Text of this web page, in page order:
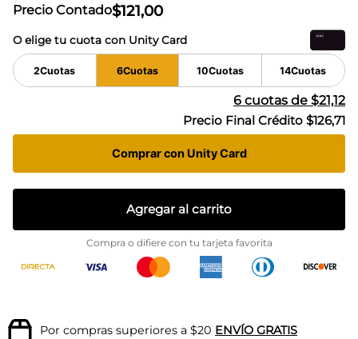
Precio Contado$121,00
O elige tu cuota con Unity Card
2Cuotas 6Cuotas 10Cuotas 14Cuotas
6 cuotas de $21,12
Precio Final Crédito $126,71
Comprar con Unity Card
Agregar al carrito
Compra o difiere con tu tarjeta favorita
Por compras superiores a $20 ENVÍO GRATIS